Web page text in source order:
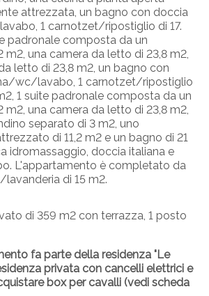
attrezzata, un bagno con doccia
1 carnotzet/ripostiglio di 17.
padronale composta da un
m2, una camera da letto di 23,8 m2,
letto di 23,8 m2, un bagno con
wc/lavabo, 1 carnotzet/ripostiglio
1 suite padronale composta da un
m2, una camera da letto di 23,8 m2,
separato di 3 m2, uno
di 11,2 m2 e un bagno di 21
idromassaggio, doccia italiana e
L'appartamento è completato da
di 15 m2.
di 359 m2 con terrazza, 1 posto
fa parte della residenza "Le
privata con cancelli elettrici e
box per cavalli (vedi scheda